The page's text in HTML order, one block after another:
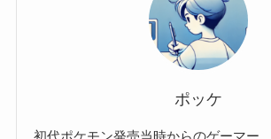
ポッケ
初代ポケモン発売当時からのゲーマー。